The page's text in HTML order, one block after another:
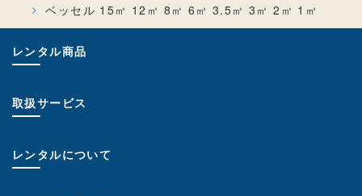
ベッセル 15㎥ 12㎥ 8㎥ 6㎥ 3.5㎥ 3㎥ 2㎥ 1㎥
レンタル商品
取扱サービス
レンタルについて